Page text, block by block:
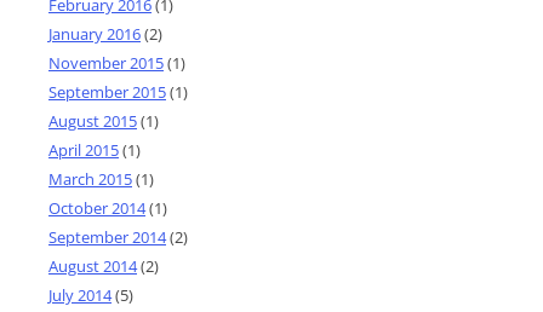
February 2016(1)
January 2016(2)
November 2015(1)
September 2015(1)
August 2015(1)
April 2015(1)
March 2015(1)
October 2014(1)
September 2014(2)
August 2014(2)
July 2014(5)